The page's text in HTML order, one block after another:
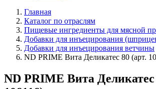
Главная
Каталог по отраслям
Пищевые ингредиенты для мясной
Добавки для инъецирования
Добавки для инъецирования ветчины
ND PRIME Вита Деликатес 80 (арт.
ND PRIME Вита Деликатес